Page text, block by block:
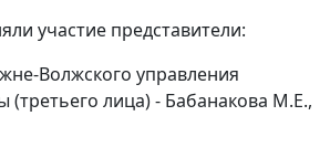
участие представители:
Волжского управления
(третьего лица) - Бабанакова М.Е.,